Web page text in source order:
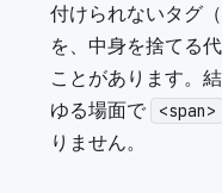
付けられないタグ
を、中身を捨てる
ことがあります。
ゆる場面で
<span>
りません。